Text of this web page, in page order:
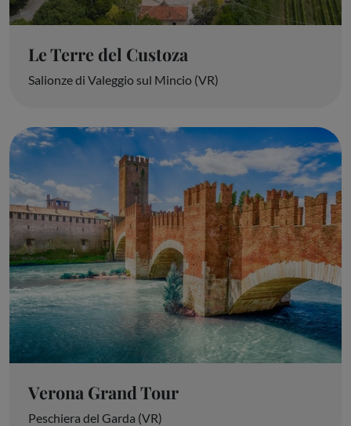
Le Terre del Custoza
Salionze di Valeggio sul Mincio (VR)
Verona Grand Tour
Peschiera del Garda (VR)